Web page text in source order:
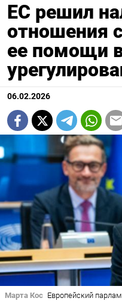
ЕС решил
отношения
ее помощи
06.02.2026
Марта Кос Европейский